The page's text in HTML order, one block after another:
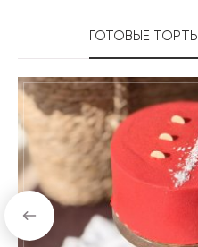
ГОТОВЫЕ ТОРТЫ